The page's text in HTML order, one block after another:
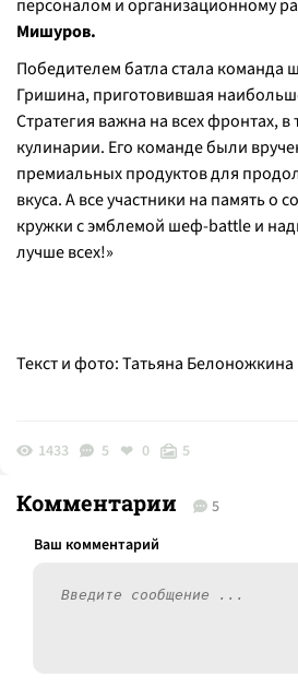
персоналом и организационному
Мишуров.
Победителем батла стала команда
Гришина, приготовившая
Стратегия важна на всех фронтах, в
кулинарии. Его команде были
премиальных продуктов для
вкуса. А все участники на память о
кружки с эмблемой шеф-battle и
лучше всех!»
Текст и фото: Татьяна Белоножкина
1433 5 0 5
Комментарии 5